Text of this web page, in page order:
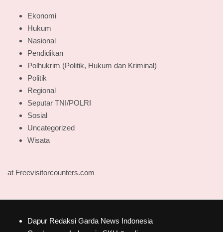
Ekonomi
Hukum
Nasional
Pendidikan
Polhukrim (Politik, Hukum dan Kriminal)
Politik
Regional
Seputar TNI/POLRI
Sosial
Uncategorized
Wisata
at Freevisitorcounters.com
Dapur Redaksi Garda News Indonesia